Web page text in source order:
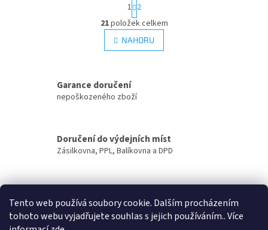
Tento web používá soubory cookie. Dalším procházením
tohoto webu vyjadřujete souhlas s jejich používáním.. Více
O
v
l
á
í
v
k
y
ý
p
i
s
u
t
r
á
n
k
n
í
1 2
21položek celkem
NAHORU
Garance doručení
nepoškozeného zboží
Doručení do výdejních míst
Zásilkovna, PPL, Balíkovna a DPD
do ČR i na Slovensko